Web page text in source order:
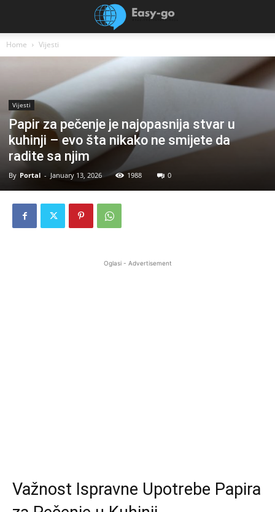
Home Vijesti
Vijesti
Papir za pečenje je najopasnija stvar u
kuhinji – evo šta nikako ne smijete da
radite sa njim
By Portal - January 13, 2026 1988 0
Oglasi - Advertisement
Važnost Ispravne Upotrebe Papira